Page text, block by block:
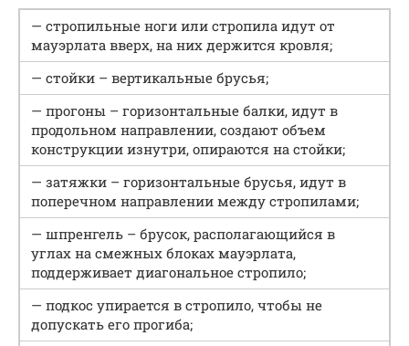
— стропильные ноги или стропила идут от
мауэрлата вверх, на них держится кровля;
— стойки – вертикальные брусья;
— прогоны – горизонтальные балки, идут в
продольном направлении, создают объем
конструкции изнутри, опираются на стойки;
— затяжки – горизонтальные брусья, идут в
поперечном направлении между стропилами;
— шпренгель – брусок, располагающийся в
углах на смежных блоках мауэрлата,
поддерживает диагональное стропило;
— подкос упирается в стропило, чтобы не
допускать его прогиба;